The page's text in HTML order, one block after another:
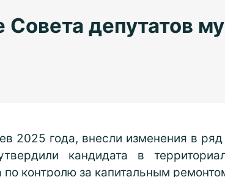
депутатов
2025 года, внесли изменения в
кандидата в
по контролю за капитальным